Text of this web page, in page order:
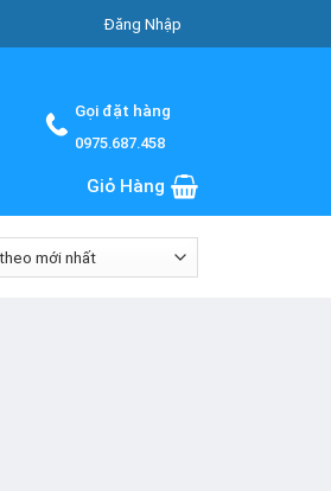
Đăng Nhập
Gọi đặt hàng
0975.687.458
Giỏ Hàng